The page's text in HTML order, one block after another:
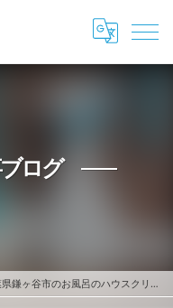
ログ
市のお風呂のハウスクリーニング事例！がんこなカビも解決します！ご相談ください。